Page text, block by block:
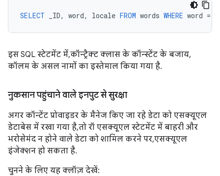
SELECT _ID, word, locale FROM words WHERE word =
इस SQL स्टेटमेंट में, कॉन्ट्रैक्ट क्लास के कॉन्स्टेंट के बजाय,
कॉलम के असल नामों का इस्तेमाल किया गया है.
नुकसान पहुंचाने वाले इनपुट से सुरक्षा
अगर कॉन्टेंट प्रोवाइडर के मैनेज किए जा रहे डेटा को एसक्यूएल
डेटाबेस में रखा गया है, तो रॉ एसक्यूएल स्टेटमेंट में बाहरी और
भरोसेमंद न होने वाले डेटा को शामिल करने पर, एसक्यूएल
इंजेक्शन हो सकता है.
चुनने के लिए यह क्लॉज़ देखें: